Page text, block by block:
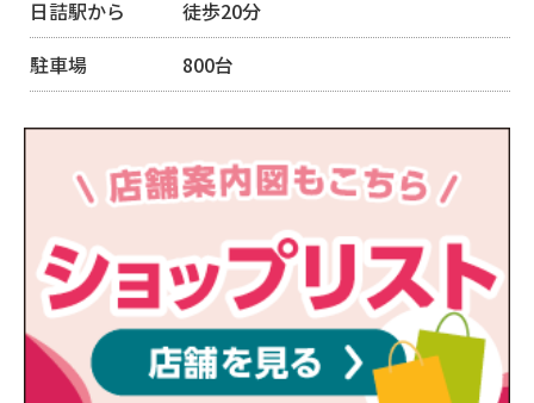
日詰駅から 徒歩20分
駐車場 800台